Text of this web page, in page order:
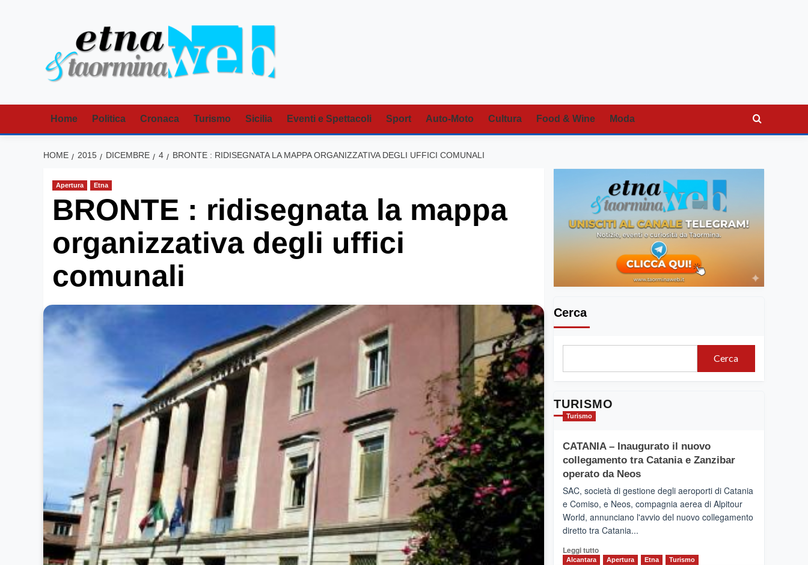
Home Politica Cronaca Turismo Sicilia Eventi e Spettacoli Sport Auto-Moto Cultura Food & Wine Moda
HOME 2015 DICEMBRE 4 BRONTE : RIDISEGNATA LA MAPPA ORGANIZZATIVA DEGLI UFFICI COMUNALI
Apertura Etna
BRONTE : ridisegnata la mappa
organizzativa degli uffici
comunali
Cerca
Cerca
TURISMO
Turismo
CATANIA – Inaugurato il nuovo
collegamento tra Catania e Zanzibar
operato da Neos
SAC, società di gestione degli aeroporti di Catania
e Comiso, e Neos, compagnia aerea di Alpitour
World, annunciano l'avvio del nuovo collegamento
diretto tra Catania...
Leggi tuttoLeggi
Alcantara Apertura Etna Turismo